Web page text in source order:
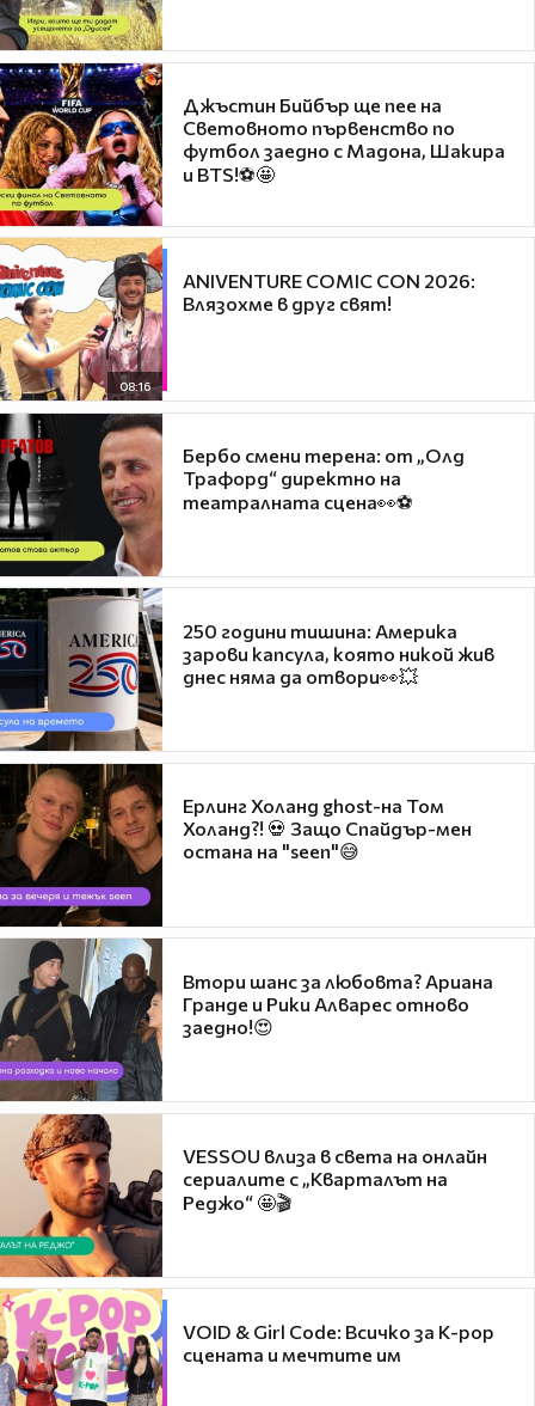
Джъстин Бийбър ще пее на
Световното първенство по
футбол заедно с Мадона, Шакира
и BTS!⚽🤩
08:16
ANIVENTURE COMIC CON 2026:
Влязохме в друг свят!
Бербо смени терена: от „Олд
Трафорд“ директно на
театралната сцена👀⚽
250 години тишина: Америка
зарови капсула, която никой жив
днес няма да отвори👀💥
Ерлинг Холанд ghost-на Том
Холанд?! 💀 Защо Спайдър-мен
остана на "seen"😅
Втори шанс за любовта? Ариана
Гранде и Рики Алварес отново
заедно!😍
VESSOU влиза в света на онлайн
сериалите с „Кварталът на
Реджо“ 🤩🎬
VOID & Girl Code: Всичко за K-pop
сцената и мечтите им